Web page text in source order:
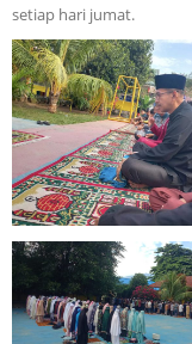
setiap hari jumat.